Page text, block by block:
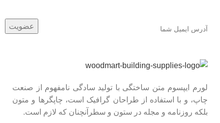
لورم ایپسوم متن ساختگی با تولید سادگی نامفهوم از صنعت
چاپ، و با استفاده از طراحان گرافیک است، چاپگرها و متون
بلکه روزنامه و مجله در ستون و سطرآنچنان که لازم است.